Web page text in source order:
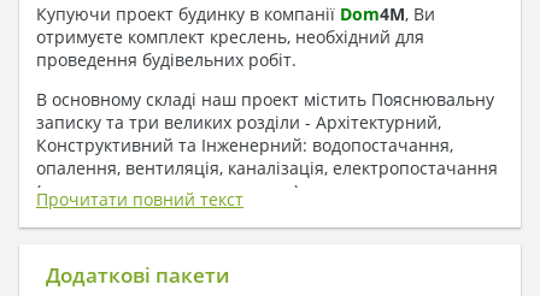
Купуючи проект будинку в компанії Dom4M, Ви
отримуєте комплект креслень, необхідний для
проведення будівельних робіт.
В основному складі наш проект містить Пояснювальну
записку та три великих розділи - Архітектурний,
Конструктивний та Інженерний: водопостачання,
опалення, вентиляція, каналізація, електропостачання
( купується за додаткову плату ).
1. До складу Архітектурного розділу
входять:
Прочитати повний текст
Додаткові пакети